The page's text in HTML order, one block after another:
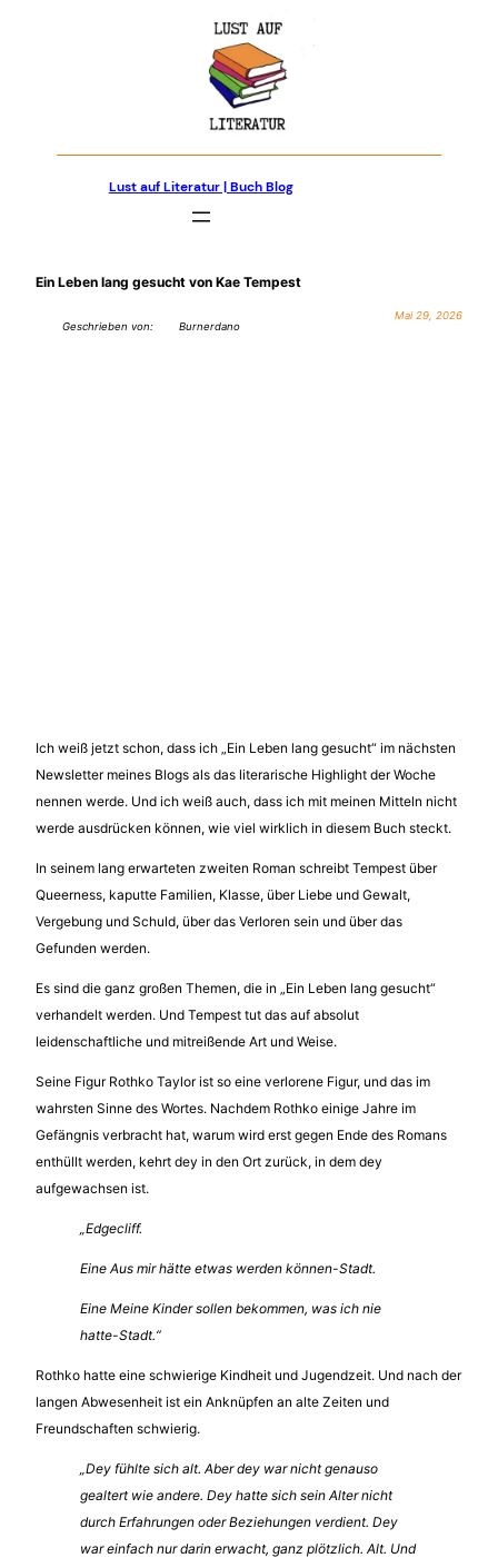
Lust auf Literatur | Buch Blog
Ein Leben lang gesucht von Kae Tempest
Geschrieben von: Burnerdano
Mai 29, 2026
Ich weiß jetzt schon, dass ich „Ein Leben lang gesucht“ im nächsten
Newsletter meines Blogs als das literarische Highlight der Woche
nennen werde. Und ich weiß auch, dass ich mit meinen Mitteln nicht
werde ausdrücken können, wie viel wirklich in diesem Buch steckt.
In seinem lang erwarteten zweiten Roman schreibt Tempest über
Queerness, kaputte Familien, Klasse, über Liebe und Gewalt,
Vergebung und Schuld, über das Verloren sein und über das
Gefunden werden.
Es sind die ganz großen Themen, die in „Ein Leben lang gesucht“
verhandelt werden. Und Tempest tut das auf absolut
leidenschaftliche und mitreißende Art und Weise.
Seine Figur Rothko Taylor ist so eine verlorene Figur, und das im
wahrsten Sinne des Wortes. Nachdem Rothko einige Jahre im
Gefängnis verbracht hat, warum wird erst gegen Ende des Romans
enthüllt werden, kehrt dey in den Ort zurück, in dem dey
aufgewachsen ist.
„Edgecliff.
Eine Aus mir hätte etwas werden können-Stadt.
Eine Meine Kinder sollen bekommen, was ich nie
hatte-Stadt.“
Rothko hatte eine schwierige Kindheit und Jugendzeit. Und nach der
langen Abwesenheit ist ein Anknüpfen an alte Zeiten und
Freundschaften schwierig.
„Dey fühlte sich alt. Aber dey war nicht genauso
gealtert wie andere. Dey hatte sich sein Alter nicht
durch Erfahrungen oder Beziehungen verdient. Dey
war einfach nur darin erwacht, ganz plötzlich. Alt. Und